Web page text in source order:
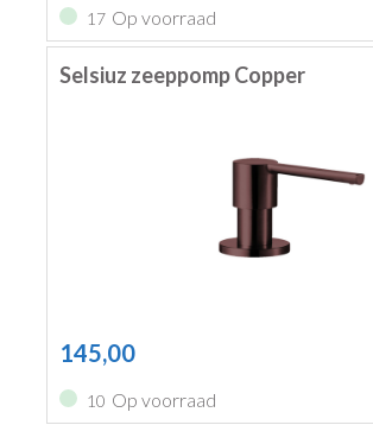
17 Op voorraad
Selsiuz zeeppomp Copper
145,00
10 Op voorraad